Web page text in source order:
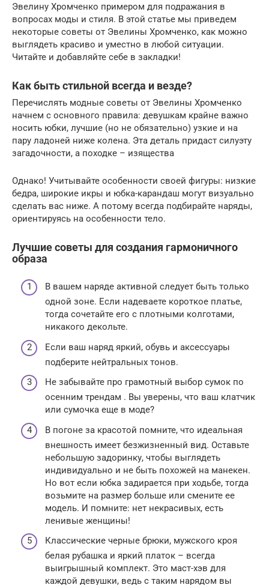
Эвелину Хромченко примером для подражания в
вопросах моды и стиля. В этой статье мы приведем
некоторые советы от Эвелины Хромченко, как можно
выглядеть красиво и уместно в любой ситуации.
Читайте и добавляйте себе в закладки!
Как быть стильной всегда и везде?
Перечислять модные советы от Эвелины Хромченко
начнем с основного правила: девушкам крайне важно
носить юбки, лучшие (но не обязательно) узкие и на
пару ладоней ниже колена. Эта деталь придаст силуэту
загадочности, а походке – изящества
Однако! Учитывайте особенности своей фигуры: низкие
бедра, широкие икры и юбка-карандаш могут визуально
сделать вас ниже. А потому всегда подбирайте наряды,
ориентируясь на особенности тело.
Лучшие советы для создания гармоничного
образа
В вашем наряде активной следует быть только
одной зоне. Если надеваете короткое платье,
тогда сочетайте его с плотными колготами,
никакого декольте.
Если ваш наряд яркий, обувь и аксессуары
подберите нейтральных тонов.
Не забывайте про грамотный выбор сумок по
осенним трендам . Вы уверены, что ваш клатчик
или сумочка еще в моде?
В погоне за красотой помните, что идеальная
внешность имеет безжизненный вид. Оставьте
небольшую задоринку, чтобы выглядеть
индивидуально и не быть похожей на манекен.
Но вот если юбка задирается при ходьбе, тогда
возьмите на размер больше или смените ее
модель. И помните: нет некрасивых, есть
ленивые женщины!
Классические черные брюки, мужского кроя
белая рубашка и яркий платок – всегда
выигрышный комплект. Это маст-хэв для
каждой девушки, ведь с таким нарядом вы